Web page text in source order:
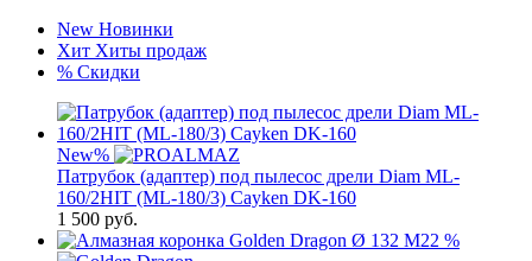
New Новинки
Хит Хиты продаж
% Скидки
New%
Патрубок (адаптер) под пылесос дрели Diam ML-
160/2HIT (ML-180/3) Cayken DK-160
1 500 руб.
%